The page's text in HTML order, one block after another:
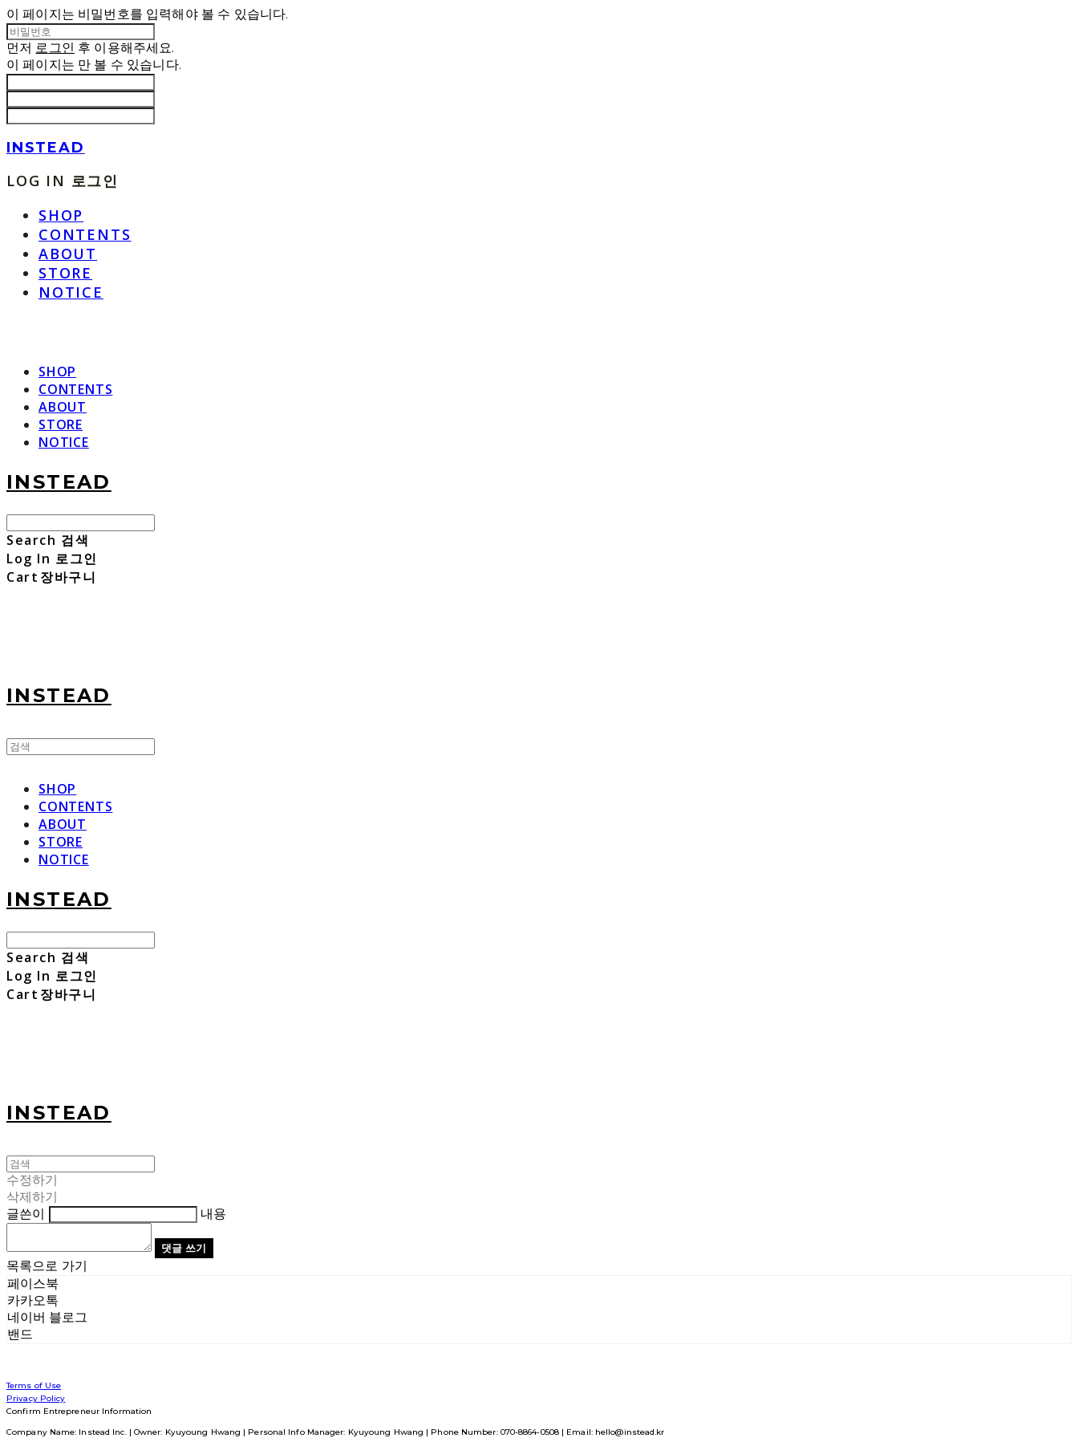
이 페이지는 비밀번호를 입력해야 볼 수 있습니다.
먼저 로그인 후 이용해주세요.
이 페이지는 만 볼 수 있습니다.
INSTEAD
LOG IN 로그인
SHOP
CONTENTS
ABOUT
STORE
NOTICE
SHOP
CONTENTS
ABOUT
STORE
NOTICE
INSTEAD
Search 검색
Log In 로그인
Cart 장바구니
INSTEAD
SHOP
CONTENTS
ABOUT
STORE
NOTICE
INSTEAD
Search 검색
Log In 로그인
Cart 장바구니
INSTEAD
수정하기
삭제하기
글쓴이
내용
댓글 쓰기
목록으로 가기
페이스북
카카오톡
네이버 블로그
밴드
Terms of Use
Privacy Policy
Confirm Entrepreneur Information
Company Name: Instead Inc. | Owner: Kyuyoung Hwang | Personal Info Manager: Kyuyoung Hwang | Phone Number: 070-8864-0508 | Email: hello@instead.kr